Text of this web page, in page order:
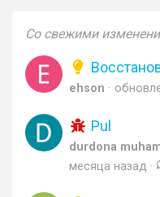
Со свежими
ehson
Pul
durdona
месяца назад